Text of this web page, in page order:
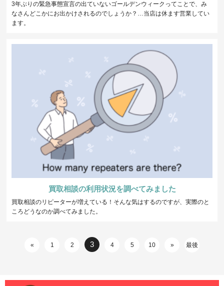
3年ぶりの緊急事態宣言の出ていないゴールデンウィークってことで、み
なさんどこかにお出かけされるのでしょうか？…当店は休ます営業してい
ます。
買取相談の利用状況を調べてみました
買取相談のリピーターが増えている！そんな気はするのですが、実際のと
ころどうなのか調べてみました。
« 1 2 3 4 5 10 » 最後